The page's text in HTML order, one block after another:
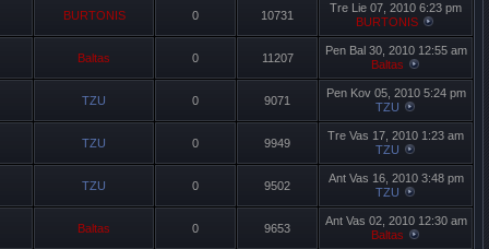
BURTONIS 0 10731
Tre Lie 07, 2010 6:23 pm
BURTONIS
Baltas 0 11207
Pen Bal 30, 2010 12:55 am
Baltas
TZU 0 9071
Pen Kov 05, 2010 5:24 pm
TZU
TZU 0 9949
Tre Vas 17, 2010 1:23 am
TZU
TZU 0 9502
Ant Vas 16, 2010 3:48 pm
TZU
Baltas 0 9653
Ant Vas 02, 2010 12:30 am
Baltas